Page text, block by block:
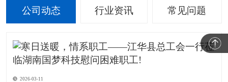
公司动态 行业资讯 常见问题
2026-03-11